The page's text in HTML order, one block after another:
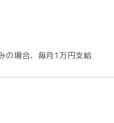
の場合、毎月1万円支給